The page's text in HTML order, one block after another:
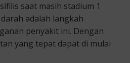
saat masih stadium 1
adalah langkah
penyakit ini. Dengan
yang tepat dapat di mulai